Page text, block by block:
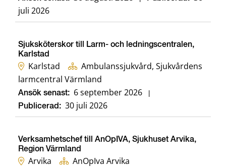
juli 2026
Sjuksköterskor till Larm- och ledningscentralen,
Karlstad
Karlstad
Ambulanssjukvård, Sjukvårdens
larmcentral Värmland
Ansök senast: 6 september 2026
Publicerad: 30 juli 2026
Verksamhetschef till AnOpIVA, Sjukhuset Arvika,
Region Värmland
Arvika AnOpIva Arvika